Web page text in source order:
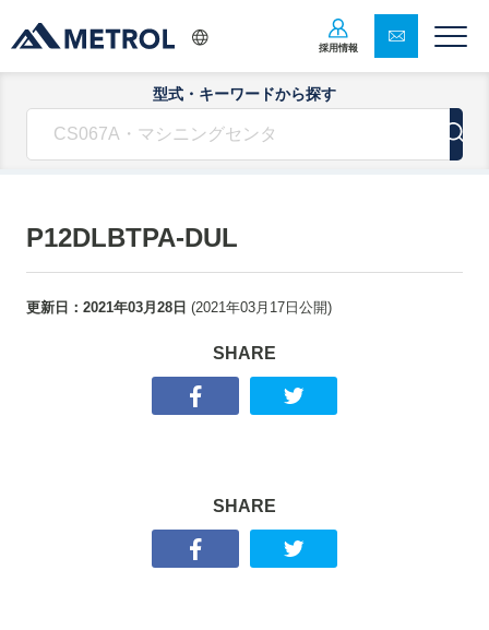
採用情報
型式・キーワードから探す
P12DLBTPA-DUL
更新日： 2021年03月28日 (2021年03月17日 公開)
SHARE
SHARE